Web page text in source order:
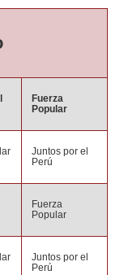
Fuerza
Popular
Juntos por el
Perú
Fuerza
Popular
Juntos por el
Perú